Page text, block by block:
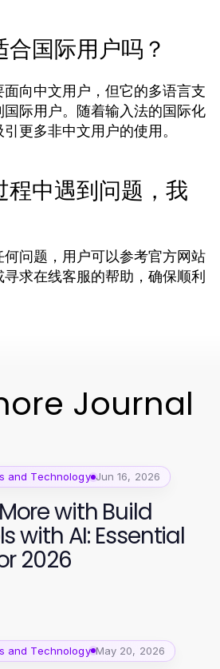
国际用户吗？
向中文用户，但它的多语言支
际用户。随着输入法的国际化
更多非中文用户的使用。
程中遇到问题，我
问题，用户可以参考官方网站
求在线客服的帮助，确保顺利
Journal
and Technology Jun 16, 2026
with Build
with AI: Essential
2026
and Technology May 20, 2026